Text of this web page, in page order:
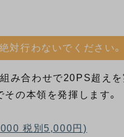
対行わないでください。
組み合わせで20PS超え
の本領を発揮します。
税別5,000円)